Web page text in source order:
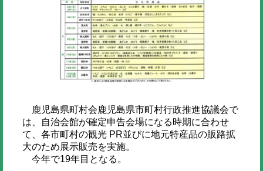
鹿児島県町村会鹿児島県市町村行政推進協議会で
は、自治会館が確定申告会場になる時期に合わせ
て、各市町村の観光 PR並びに地元特産品の販路拡
大のため展示販売を実施。
今年で19年目となる。